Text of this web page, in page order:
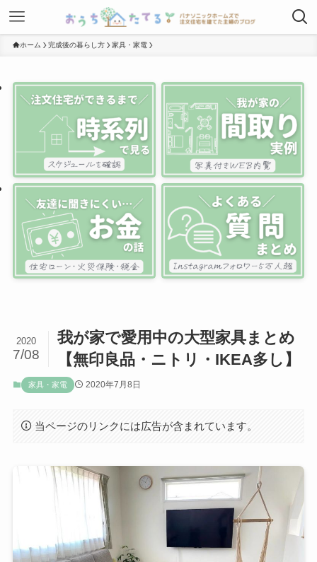
ホーム 完成後の暮らし方 家具・家電
我が家で愛用中の大型家具まとめ
【無印良品・ニトリ・IKEA多し】
2020
7/08
家具・家電 2020年7月8日
当ページのリンクには広告が含まれています。